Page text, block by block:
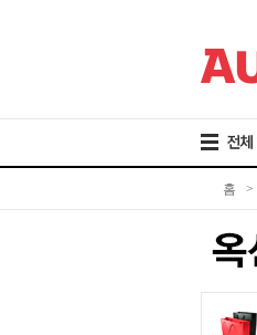
로
가
로
가
로
가
홈 >